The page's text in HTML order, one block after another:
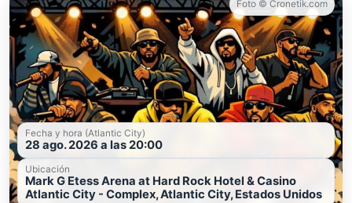
Foto © Cronetik.com
Fecha y hora (Atlantic City)
28 ago. 2026 a las 20:00
Ubicación
Mark G Etess Arena at Hard Rock Hotel & Casino
Atlantic City - Complex, Atlantic City, Estados Unidos